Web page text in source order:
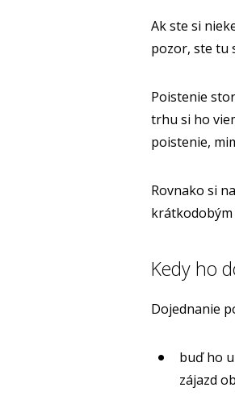
Ak ste si
pozor, ste tu
Poistenie
trhu si ho
poistenie,
Rovnako si
krátkodobým
Kedy ho
Dojednanie
buď ho
zájazd